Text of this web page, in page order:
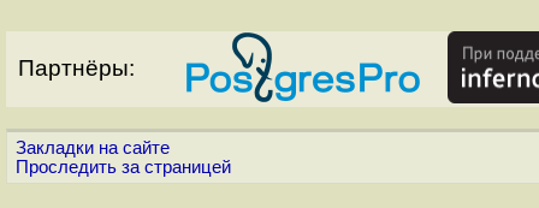
Партнёры:
Закладки на сайте
Проследить за страницей